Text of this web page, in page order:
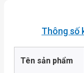
Thông số
Tên sản phẩm